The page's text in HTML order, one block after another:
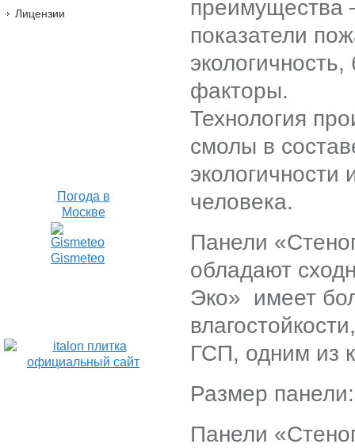
преимущества
показатели
факторы.
Технология
смолы в
экологичности
человека.
Панели
обладают
Эко» имеет
ГСП, одним из
Размер
Панели
Лицензии
Погода в
Москве
Gismeteo